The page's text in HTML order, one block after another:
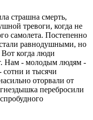
страшна смерть,
тревоги, когда не
самолета. Постепенно
равнодушными, но
когда люди
Нам - молодым людям -
и тысячи
оторвали от
перебросили